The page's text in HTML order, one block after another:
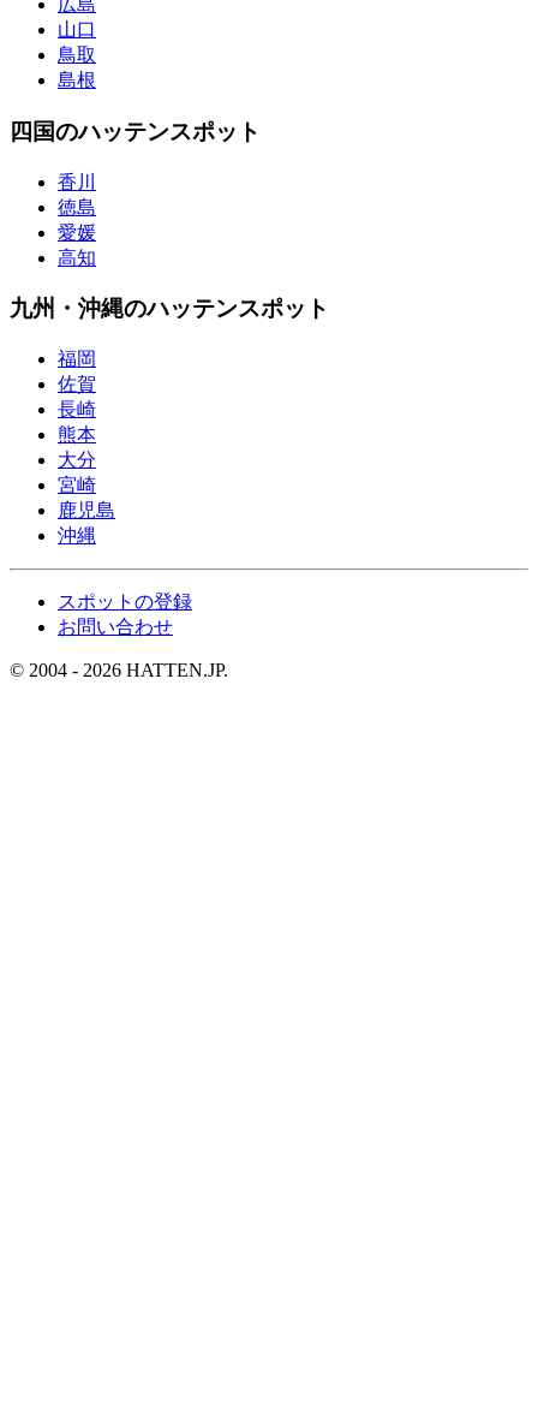
広島
山口
鳥取
島根
四国のハッテンスポット
香川
徳島
愛媛
高知
九州・沖縄のハッテンスポット
福岡
佐賀
長崎
熊本
大分
宮崎
鹿児島
沖縄
スポットの登録
お問い合わせ
© 2004 - 2026 HATTEN.JP.